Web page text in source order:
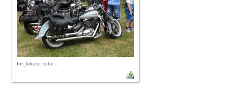
fot_lukasz zube...